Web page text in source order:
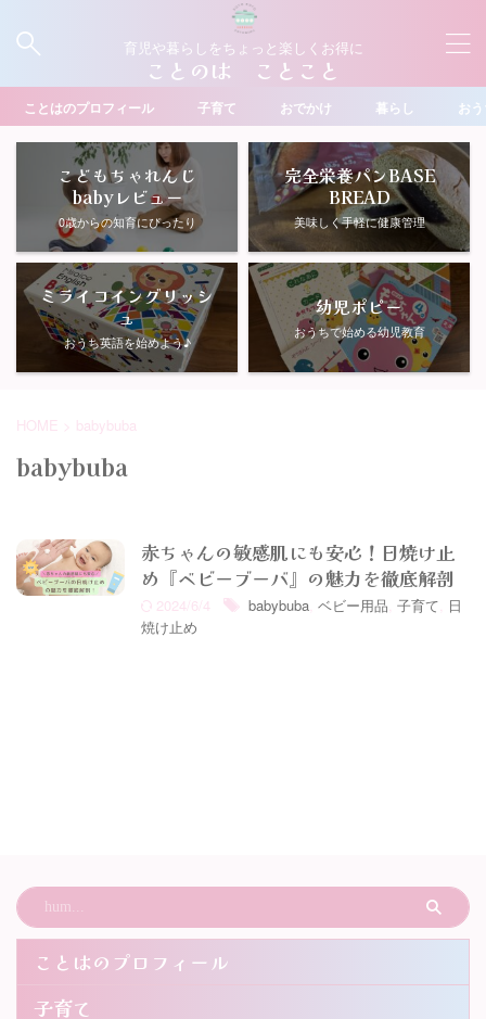
育児や暮らしをちょっと楽しくお得に
ことのは ことこと
ことはのプロフィール 子育て おでかけ 暮らし お
こどもちゃれんじ
babyレビュー
0歳からの知育にぴったり
完全栄養パンBASE
BREAD
美味しく手軽に健康管理
ミライコイングリッシ
ュ
おうち英語を始めよう♪
幼児ポピー
おうちで始める幼児教育
HOME > babybuba
babybuba
赤ちゃんの敏感肌にも安心！日焼け止
め『ベビーブーバ』の魅力を徹底解剖
2024/6/4 babybuba, ベビー用品, 子育て, 日
焼け止め
ことはのプロフィール
子育て